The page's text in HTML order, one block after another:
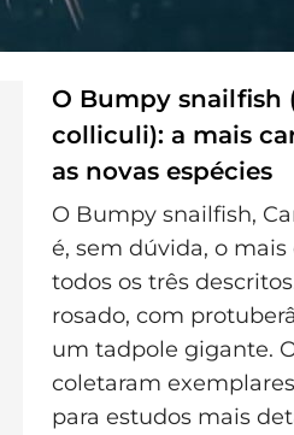
O Bumpy snailfish
colliculi): a mais
as novas espécies
O Bumpy snailfish,
é, sem dúvida, o
todos os três
rosado, com
um tadpole gigante.
coletaram
para estudos mais